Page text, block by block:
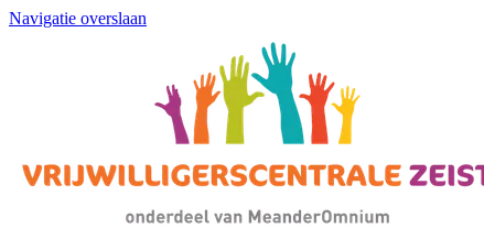
Navigatie overslaan